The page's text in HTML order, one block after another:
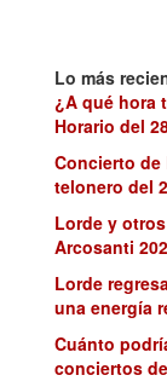
Lo más
¿A qué hora
Horario del
Concierto
telonero del
Lorde y
Arcosanti
Lorde
una energía
Cuánto
conciertos